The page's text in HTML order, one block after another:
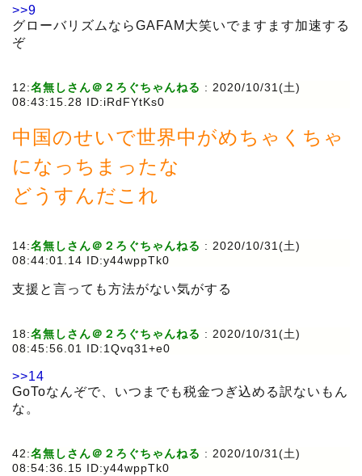
>>9
グローバリズムならGAFAM大笑いでますます加速する
ぞ
12:名無しさん＠２ろぐちゃんねる : 2020/10/31(土)
08:43:15.28 ID:iRdFYtKs0
中国のせいで世界中がめちゃくちゃ
になっちまったな
どうすんだこれ
14:名無しさん＠２ろぐちゃんねる : 2020/10/31(土)
08:44:01.14 ID:y44wppTk0
支援と言っても方法がない気がする
18:名無しさん＠２ろぐちゃんねる : 2020/10/31(土)
08:45:56.01 ID:1Qvq31+e0
>>14
GoToなんぞで、いつまでも税金つぎ込める訳ないもん
な。
42:名無しさん＠２ろぐちゃんねる : 2020/10/31(土)
08:54:36.15 ID:y44wppTk0